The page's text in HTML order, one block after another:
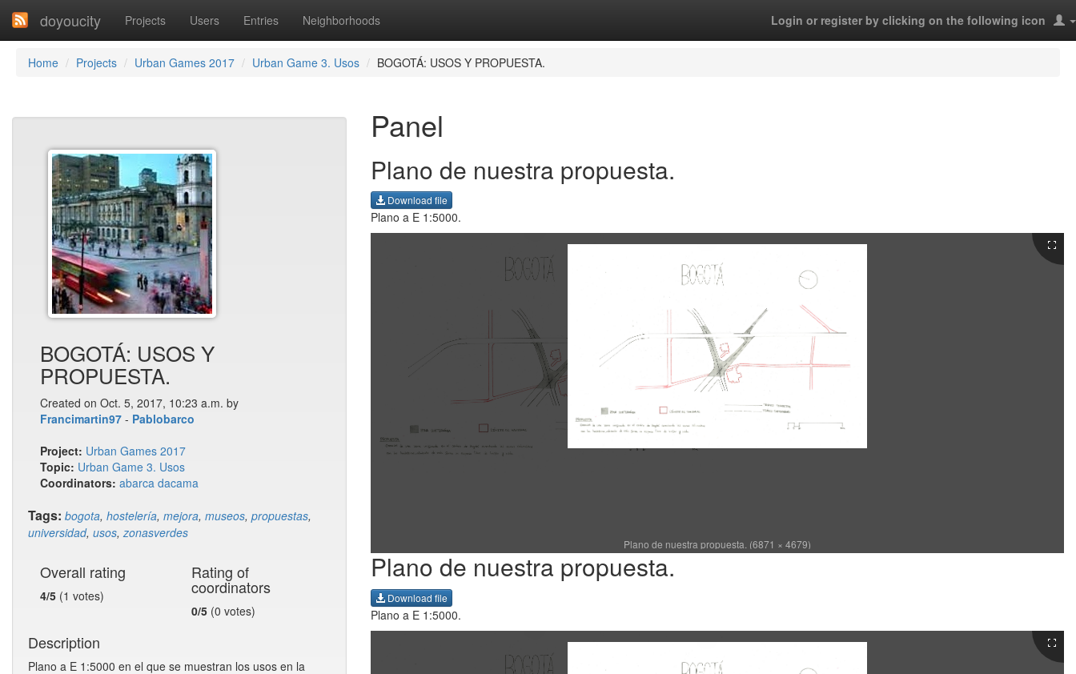
doyoucity Projects Users Entries Neighborhoods Login or register by clicking on the following icon
Home Projects Urban Games 2017 Urban Game 3. Usos BOGOTÁ: USOS Y PROPUESTA.
BOGOTÁ: USOS Y
PROPUESTA.
Created on Oct. 5, 2017, 10:23 a.m. by
Francimartin97 - Pablobarco
Project: Urban Games 2017
Topic: Urban Game 3. Usos
Coordinators: abarca dacama
Tags: bogota, hostelería, mejora, museos, propuestas,
universidad, usos,zonasverdes
Overall rating
4/5 (1 votes)
Rating of
coordinators
0/5 (0 votes)
Description
Plano a E 1:5000 en el que se muestran los usos en la
Panel
Plano de nuestra propuesta.
Download file
Plano a E 1:5000.
Plano de nuestra propuesta. (6871 × 4679)
Plano de nuestra propuesta.
Download file
Plano a E 1:5000.